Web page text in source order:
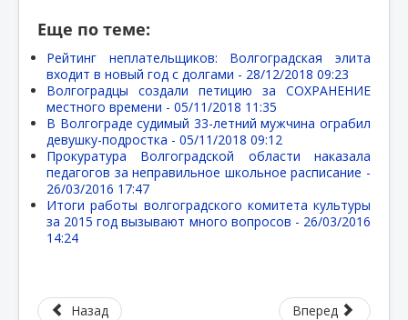
Еще по теме:
Рейтинг неплательщиков: Волгоградская элита
входит в новый год с долгами - 28/12/2018 09:23
Волгоградцы создали петицию за СОХРАНЕНИЕ
местного времени - 05/11/2018 11:35
В Волгограде судимый 33-летний мужчина ограбил
девушку-подростка - 05/11/2018 09:12
Прокуратура Волгоградской области наказала
педагогов за неправильное школьное расписание -
26/03/2016 17:47
Итоги работы волгоградского комитета культуры
за 2015 год вызывают много вопросов - 26/03/2016
14:24
Назад Вперед